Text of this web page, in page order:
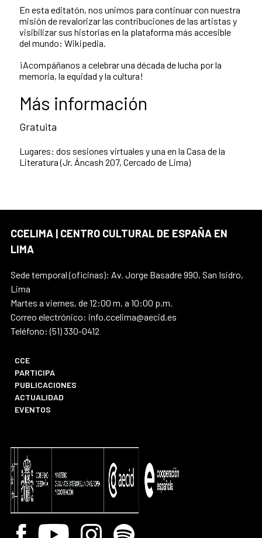
En esta editatón, nos unimos para continuar con nuestra
misión de revalorizar las contribuciones de las artistas y
visibilizar sus historias en la plataforma más accesible
del mundo: Wikipedia.
¡Acompáñanos a celebrar una década de lucha por la
memoria, la equidad y la cultura!
Más información
Gratuita
Lugares: dos sesiones virtuales y una en la Casa de la
Literatura (Jr. Áncash 207, Cercado de Lima)
CCELIMA | CENTRO CULTURAL DE ESPAÑA EN
LIMA
Sede temporal (oficinas): Av. Jorge Basadre 990, San Isidro,
Lima
Martes a viernes, de 12:00 m. a 10:00 p.m.
Correo electrónico: info.ccelima@aecid.es
Teléfono: (51) 330-0412
CCE
PARTICIPA
PUBLICACIONES
ACTUALIDAD
EVENTOS
Facebook
Youtube InstagramSpotify